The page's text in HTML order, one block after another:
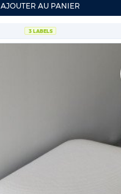
3 LABELS
AJOUTER AU PANIER